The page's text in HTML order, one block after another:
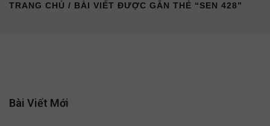
TRANG CHỦ / BÀI VIẾT ĐƯỢC GẮN THẺ “SEN 428”
Bài Viết Mới